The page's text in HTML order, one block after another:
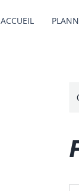
ACCUEIL